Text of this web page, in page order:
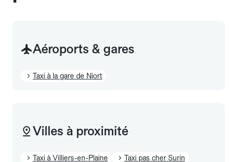
Aéroports & gares
Taxi à la gare de Niort
Villes à proximité
Taxi à Villiers-en-Plaine
Taxi pas cher Surin